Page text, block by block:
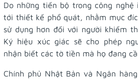
Do những tiến bộ trong công nghệ
tới thiết kế phổ quát, nhằm mục
sử dụng hơn đối với người khiếm
Ký hiệu xúc giác sẽ cho phép
nhận biết các tờ tiền mà họ đang
Chính phủ Nhật Bản và Ngân